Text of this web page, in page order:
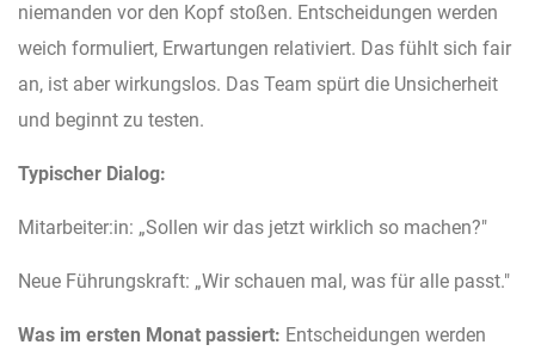
niemanden vor den Kopf stoßen. Entscheidungen werden
weich formuliert, Erwartungen relativiert. Das fühlt sich fair
an, ist aber wirkungslos. Das Team spürt die Unsicherheit
und beginnt zu testen.
Typischer Dialog:
Mitarbeiter:in: „Sollen wir das jetzt wirklich so machen?"
Neue Führungskraft: „Wir schauen mal, was für alle passt."
Was im ersten Monat passiert: Entscheidungen werden